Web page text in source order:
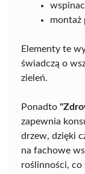
montaż
Elementy te
świadczą o
zieleń.
Ponadto
zapewnia
drzew, dzięki
na fachowe
roślinności,